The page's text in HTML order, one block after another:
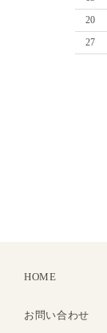
20
27
HOME
お問い合わせ